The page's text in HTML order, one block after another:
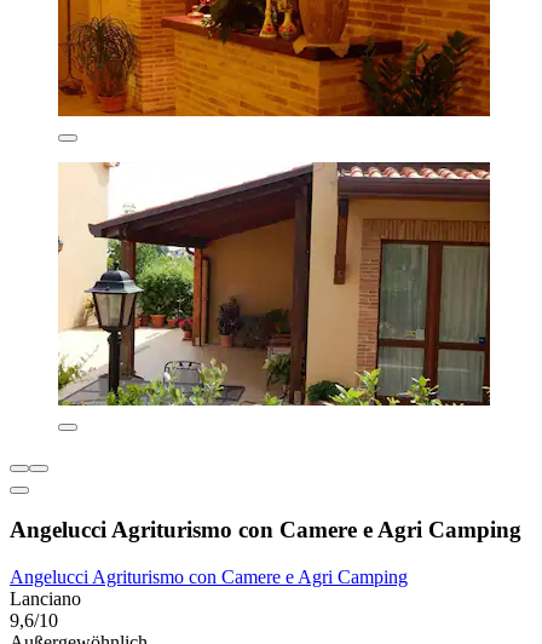
Angelucci Agriturismo con Camere e Agri Camping
Angelucci Agriturismo con Camere e Agri Camping
Lanciano
9,6/10